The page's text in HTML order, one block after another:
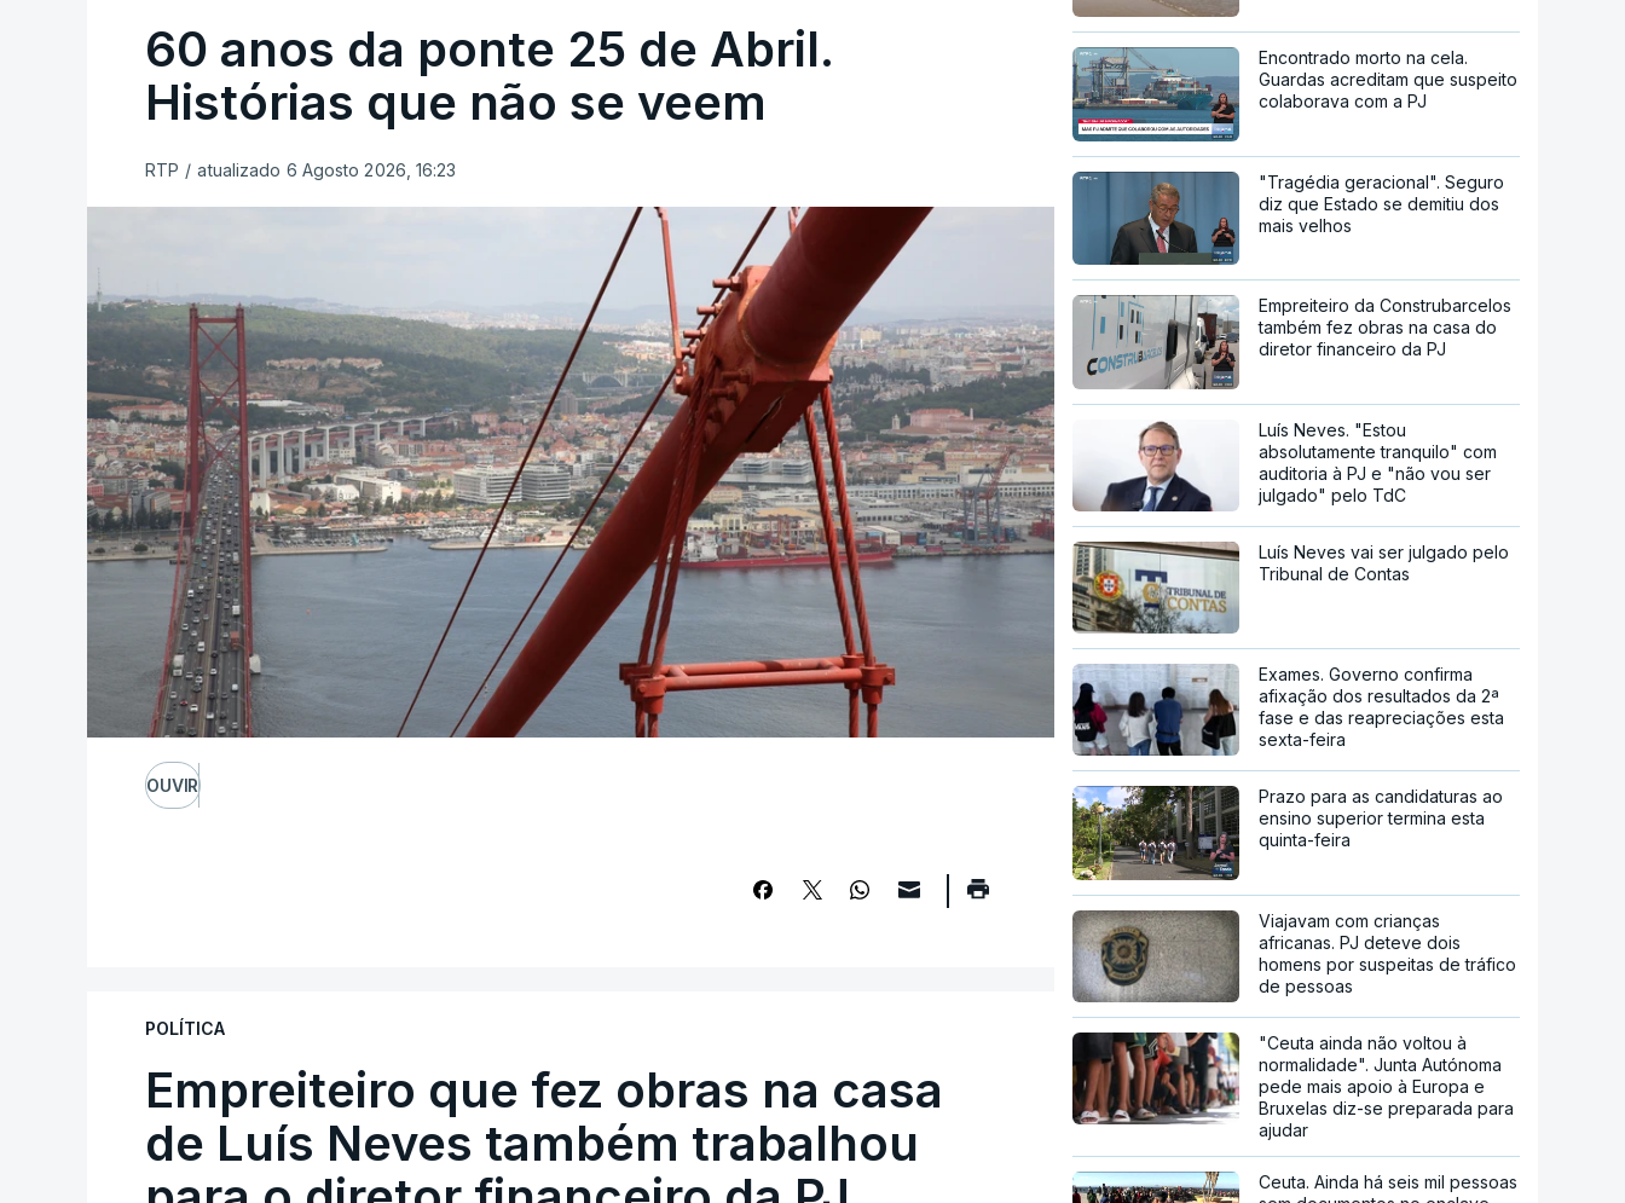
60 anos da ponte 25 de Abril.
Histórias que não se veem
RTP / atualizado 6 Agosto 2026, 16:23
OUVIR
POLÍTICA
Empreiteiro que fez obras na casa
de Luís Neves também trabalhou
Encontrado morto na cela.
Guardas acreditam que suspeito
colaborava com a PJ
"Tragédia geracional". Seguro
diz que Estado se demitiu dos
mais velhos
Empreiteiro da Construbarcelos
também fez obras na casa do
diretor financeiro da PJ
Luís Neves. "Estou
absolutamente tranquilo" com
auditoria à PJ e "não vou ser
julgado" pelo TdC
Luís Neves vai ser julgado pelo
Tribunal de Contas
Exames. Governo confirma
afixação dos resultados da 2ª
fase e das reapreciações esta
sexta-feira
Prazo para as candidaturas ao
ensino superior termina esta
quinta-feira
Viajavam com crianças
africanas. PJ deteve dois
homens por suspeitas de tráfico
de pessoas
"Ceuta ainda não voltou à
normalidade". Junta Autónoma
pede mais apoio à Europa e
Bruxelas diz-se preparada para
ajudar
Ceuta. Ainda há seis mil pessoas